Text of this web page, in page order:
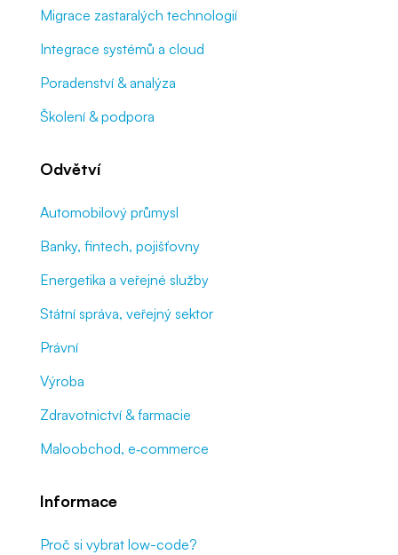
Migrace zastaralých technologií
Integrace systémů a cloud
Poradenství & analýza
Školení & podpora
Odvětví
Automobilový průmysl
Banky, fintech, pojišťovny
Energetika a veřejné služby
Státní správa, veřejný sektor
Právní
Výroba
Zdravotnictví & farmacie
Maloobchod, e‑commerce
Informace
Proč si vybrat low-code?